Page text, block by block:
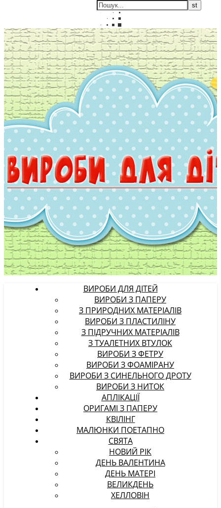
ВИРОБИ ДЛЯ ДІТЕЙ
ВИРОБИ З ПАПЕРУ
З ПРИРОДНИХ МАТЕРІАЛІВ
ВИРОБИ З ПЛАСТИЛІНУ
З ПІДРУЧНИХ МАТЕРІАЛІВ
З ТУАЛЕТНИХ ВТУЛОК
ВИРОБИ З ФЕТРУ
ВИРОБИ З ФОАМІРАНУ
ВИРОБИ З СИНЕЛЬНОГО ДРОТУ
ВИРОБИ З НИТОК
АПЛІКАЦІЇ
ОРИГАМІ З ПАПЕРУ
КВІЛІНГ
МАЛЮНКИ ПОЕТАПНО
СВЯТА
НОВИЙ РІК
ДЕНЬ ВАЛЕНТИНА
ДЕНЬ МАТЕРІ
ВЕЛИКДЕНЬ
ХЕЛЛОВІН